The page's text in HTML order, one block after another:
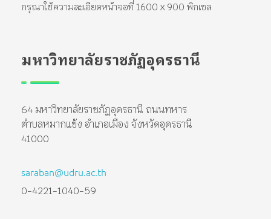
กรุณาใช้ความละเอียดหน้าจอที่ 1600 x 900 พิกเซล
มหาวิทยาลัยราชภัฏอุดรธานี
64 มหาวิทยาลัยราชภัฏอุดรธานี ถนนทหาร
ตำบลหมากแข้ง อำเภอเมือง จังหวัดอุดรธานี
41000
saraban@udru.ac.th
0-4221-1040-59